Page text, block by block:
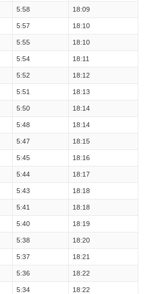
5:58 18:09
5:57 18:10
5:55 18:10
5:54 18:11
5:52 18:12
5:51 18:13
5:50 18:14
5:48 18:14
5:47 18:15
5:45 18:16
5:44 18:17
5:43 18:18
5:41 18:18
5:40 18:19
5:38 18:20
5:37 18:21
5:36 18:22
5:34 18:22